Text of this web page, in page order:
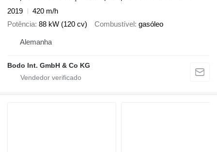
2019
420 m/h
Potência 88 kW (120 cv) Combustível gasóleo
Alemanha
Bodo Int. GmbH & Co KG